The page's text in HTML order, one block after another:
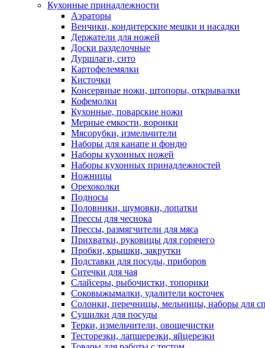
Кухонные принадлежности
Аэраторы
Венчики, кондитерские мешки и насадки
Держатели для ножей
Доски разделочные
Дуршлаги, сито
Картофелемялки
Кисточки
Консервные ножи, штопоры, открывалки
Кофемолки
Кухонные, поварские ножи
Мерные емкости, воронки
Мясорубки, измельчители
Наборы для канапе и фондю
Наборы кухонных ножей
Наборы кухонных принадлежностей
Ножницы
Орехоколки
Подносы
Половники, шумовки, лопатки
Прессы для чеснока
Прессы, размягчители для мяса
Прихватки, руковицы для горячего
Пробки, крышки, закрутки
Подставки для посуды, приборов
Ситечки для чая
Слайсеры, рыбочистки, топорики
Соковыжымалки, удалители косточек
Солонки, перечницы, мельницы, наборы для
Сушилки для посуды
Терки, измельчители, овощечистки
Тесторезки, лапшерезки, яйцерезки